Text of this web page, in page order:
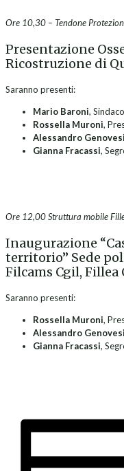
Ore 10,30 – Tendone
Presentazione
Ricostruzione di
Saranno presenti:
Mario Baroni,
Rossella Muroni,
Alessandro Genovesi
Gianna Fracassi,
Ore 12,00 Struttura mobile
Inaugurazione
territorio” Sede
Filcams Cgil, Fillea
Saranno presenti:
Rossella Muroni,
Alessandro Genovesi
Gianna Fracassi,